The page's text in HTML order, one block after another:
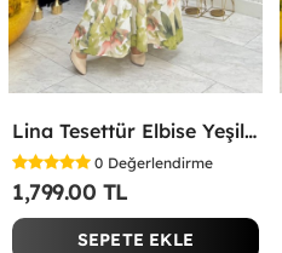
Lina Tesettür Elbise Yeşil Yeşil
0 Değerlendirme
1,799.00 TL
SEPETE EKLE